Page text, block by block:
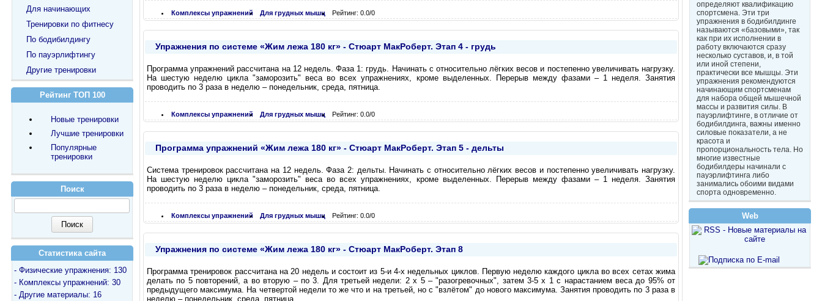
Комплексы упражнений Для грудных мышц Рейтинг: 0.0/0
Упражнения по системе «Жим лежа 180 кг» - Стюарт МакРоберт. Этап 4 - грудь
Программа упражнений рассчитана на 12 недель. Фаза 1: грудь. Начинать с относительно лёгких весов и постепенно увеличивать нагрузку.
На шестую неделю цикла "заморозить" веса во всех упражнениях, кроме выделенных. Перерыв между фазами – 1 неделя. Занятия
проводить по 3 раза в неделю – понедельник, среда, пятница.
Комплексы упражнений Для грудных мышц Рейтинг: 0.0/0
Программа упражнений «Жим лежа 180 кг» - Стюарт МакРоберт. Этап 5 - дельты
Система тренировок рассчитана на 12 недель. Фаза 2: дельты. Начинать с относительно лёгких весов и постепенно увеличивать нагрузку.
На шестую неделю цикла "заморозить" веса во всех упражнениях, кроме выделенных. Перерыв между фазами – 1 неделя. Занятия
проводить по 3 раза в неделю – понедельник, среда, пятница.
Комплексы упражнений Для грудных мышц Рейтинг: 0.0/0
Упражнения по системе «Жим лежа 180 кг» - Стюарт МакРоберт. Этап 8
Программа тренировок рассчитана на 20 недель и состоит из 5-и 4-х недельных циклов. Первую неделю каждого цикла во всех сетах жима
делать по 5 повторений, а во вторую – по 3. Для третьей недели: 2 х 5 – "разогревочных", затем 3-5 х 1 с нарастанием веса до 95% от
предыдущего максимума. На четвертой недели то же что и на третьей, но с "взлётом" до нового максимума. Занятия проводить по 3 раза в
неделю – понедельник, среда, пятница.
Для начинающих
Тренировки по фитнесу
По бодибилдингу
По пауэрлифтингу
Другие тренировки
Рейтинг ТОП 100
Новые тренировки
Лучшие тренировки
Популярные
тренировки
Поиск
Статистика сайта
- Физические упражнения: 130
- Комплексы упражнений: 30
- Другие материалы: 16
определяют квалификацию
спортсмена. Эти три
упражнения в бодибилдинге
называются «базовыми», так
как при их исполнении в
работу включаются сразу
несколько суставов, и, в той
или иной степени,
практически все мышцы. Эти
упражнения рекомендуются
начинающим спортсменам
для набора общей мышечной
массы и развития силы. В
пауэрлифтинге, в отличие от
бодибилдинга, важны именно
силовые показатели, а не
красота и
пропорциональность тела. Но
многие известные
бодибилдеры начинали с
пауэрлифтинга либо
занимались обоими видами
спорта одновременно.
Web